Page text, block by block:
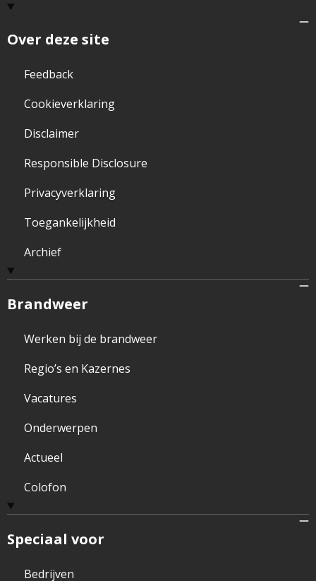
Over deze site
Feedback
Cookieverklaring
Disclaimer
Responsible Disclosure
Privacyverklaring
Toegankelijkheid
Archief
Brandweer
Werken bij de brandweer
Regio’s en Kazernes
Vacatures
Onderwerpen
Actueel
Colofon
Speciaal voor
Bedrijven